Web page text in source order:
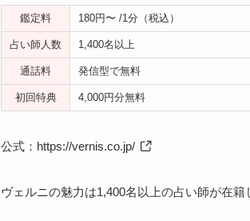
鑑定料 180円〜 /1分（税込）
占い師人数 1,400名以上
通話料 発信型で無料
初回特典 4,000円分無料
公式： https://vernis.co.jp/
ヴェルニの魅力は1,400名以上の占い師が在籍